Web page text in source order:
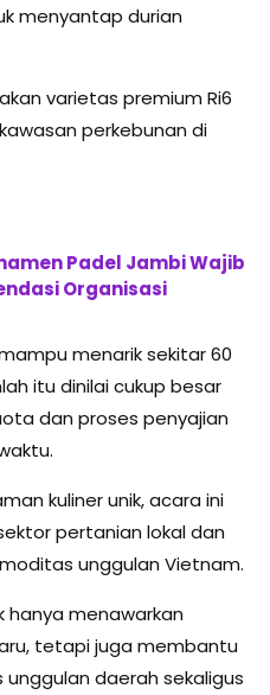
menyantap durian
varietas premium Ri6
perkebunan di
Padel Jambi Wajib
Organisasi
menarik sekitar 60
itu dinilai cukup besar
dan proses penyajian
kuliner unik, acara ini
pertanian lokal dan
unggulan Vietnam.
hanya menawarkan
tetapi juga membantu
daerah sekaligus